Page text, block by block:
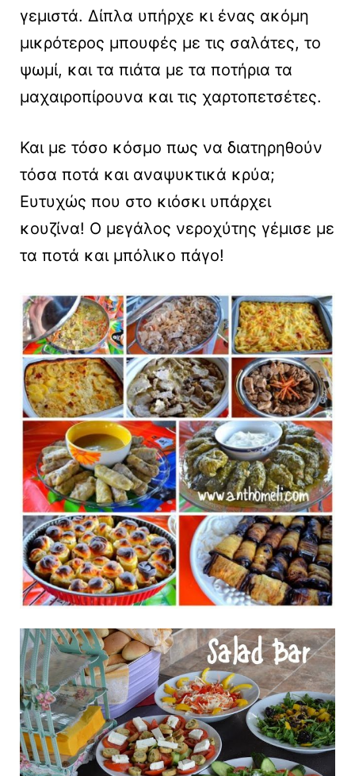
γεμιστά. Δίπλα υπήρχε κι ένας ακόμη
μικρότερος μπουφές με τις σαλάτες, το
ψωμί, και τα πιάτα με τα ποτήρια τα
μαχαιροπίρουνα και τις χαρτοπετσέτες.
Και με τόσο κόσμο πως να διατηρηθούν
τόσα ποτά και αναψυκτικά κρύα;
Ευτυχώς που στο κιόσκι υπάρχει
κουζίνα! Ο μεγάλος νεροχύτης γέμισε με
τα ποτά και μπόλικο πάγο!